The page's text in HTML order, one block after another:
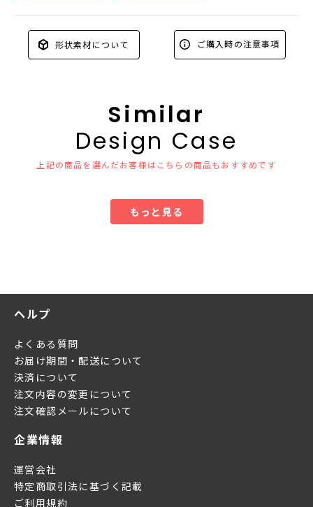
形状素材について ご購入時の注意事項
Similar
Design Case
上記の商品を選んだお客様はこちらの商品もおすすめです
もっと見る
ヘルプ
よくある質問
お届け期間・配送について
決済について
注文内容の変更について
注文確認メールについて
企業情報
運営会社
特定商取引法に基づく記載
ご利用規約